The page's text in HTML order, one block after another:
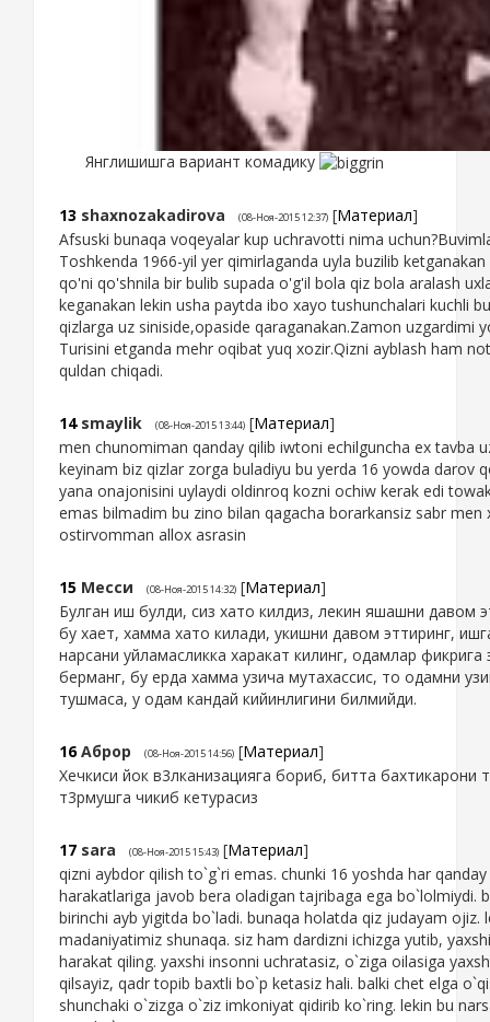
Янглишишга вариант комадику
13 shaxnozakadirova (08-Ноя-2015 12:37) [Материал]
Afsuski bunaqa voqeyalar kup uchravotti nima
Toshkenda 1966-yil yer qimirlaganda uyla buzilib
qo'ni qo'shnila bir bulib supada o'g'il bola qiz bola aralash
keganakan lekin usha paytda ibo xayo tushunchalari kuchli
qizlarga uz siniside,opaside qaraganakan.Zamon uzgardimi
Turisini etganda mehr oqibat yuq xozir.Qizni ayblash ham
quldan chiqadi.
14 smaylik (08-Ноя-2015 13:44) [Материал]
men chunomiman qanday qilib iwtoni echilguncha ex tavba
keyinam biz qizlar zorga buladiyu bu yerda 16 yowda darov
yana onajonisini uylaydi oldinroq kozni ochiw kerak edi
emas bilmadim bu zino bilan qagacha borarkansiz sabr men
ostirvomman allox asrasin
15 Месси (08-Ноя-2015 14:32) [Материал]
Булган иш булди, сиз хато килдиз, лекин яшашни давом
бу хает, хамма хато килади, укишни давом эттиринг,
нарсани уйламасликка харакат килинг, одамлар фикрига
берманг, бу ерда хамма узича мутахассис, то одамни
тушмаса, у одам кандай кийинлигини билмийди.
16 Аброр (08-Ноя-2015 14:56) [Материал]
Хечкиси йок в3лканизацияга бориб, битта бахтикарони
т3рмушга чикиб кетурасиз
17 sara (08-Ноя-2015 15:43) [Материал]
qizni aybdor qilish to`g`ri emas. chunki 16 yoshda har
harakatlariga javob bera oladigan tajribaga ega bo`lolmiydi.
birinchi ayb yigitda bo`ladi. bunaqa holatda qiz judayam ojiz.
madaniyatimiz shunaqa. siz ham dardizni ichizga yutib,
harakat qiling. yaxshi insonni uchratasiz, o`ziga oilasiga
qilsayiz, qadr topib baxtli bo`p ketasiz hali. balki chet elga
shunchaki o`zizga o`ziz imkoniyat qidirib ko`ring. lekin bu